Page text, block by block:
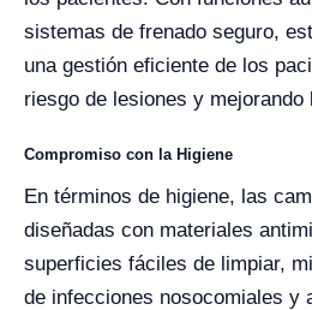
sistemas de frenado seguro,
una gestión eficiente de los
riesgo de lesiones y mejorando
Compromiso con la Higiene
En términos de higiene, las
diseñadas con materiales
superficies fáciles de limpiar,
de infecciones nosocomiales y